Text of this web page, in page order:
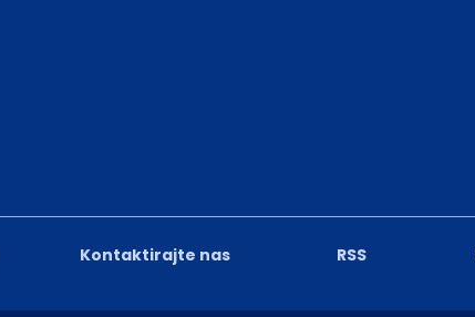
Kontaktirajte nas RSS